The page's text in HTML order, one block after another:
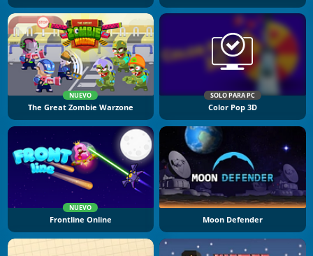
NUEVO
The Great Zombie Warzone
SOLO PARA PC
Color Pop 3D
NUEVO
Frontline Online Moon Defender